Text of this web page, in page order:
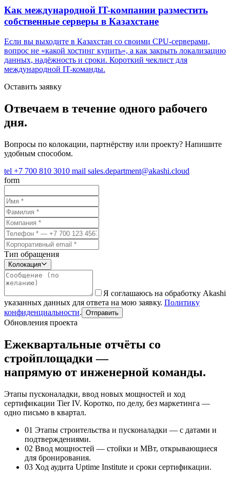
Как международной IT-компании разместить
собственные серверы в Казахстане
Если вы выходите в Казахстан со своими CPU-серверами,
вопрос не «какой хостинг купить», а как закрыть локализацию
данных, надёжность и сроки. Короткий чеклист для
международной IT-команды.
Оставить заявку
Отвечаем в течение одного рабочего
дня.
Вопросы по колокации, партнёрству или проекту? Напишите
удобным способом.
tel +7 700 810 3010 mail sales.department@akashi.cloud
form
Тип обращения
Колокация
Я соглашаюсь на обработку Akashi
указанных данных для ответа на мою заявку. Политику
конфиденциальности. Отправить
Обновления проекта
Ежеквартальные отчёты со
стройплощадки —
напрямую от инженерной команды.
Этапы пусконаладки, ввод новых мощностей и ход
сертификации Tier IV. Коротко, по делу, без маркетинга —
одно письмо в квартал.
01 Этапы строительства и пусконаладки — с датами и
подтверждениями.
02 Ввод мощностей — стойки и МВт, открывающиеся
для бронирования.
03 Ход аудита Uptime Institute и сроки сертификации.